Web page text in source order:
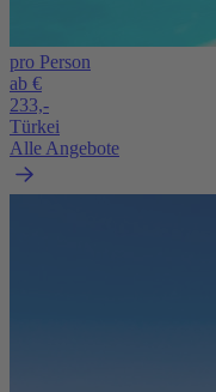
pro Person
ab €
233,-
Türkei
Alle Angebote